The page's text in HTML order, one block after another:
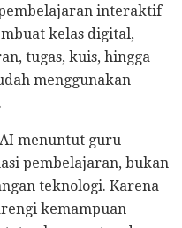
interaktif
kelas digital,
tugas, kuis, hingga
menggunakan
menuntut guru
pembelajaran, bukan
teknologi. Karena
kemampuan